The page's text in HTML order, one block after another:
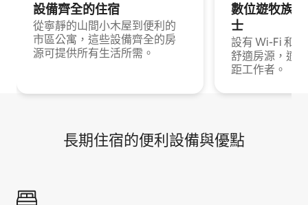
設備齊全的住宿
從寧靜的山間小木屋到便利的
市區公寓，這些設備齊全的房
源可提供所有生活所需。
數位遊牧族
士
設有 Wi-Fi 和
舒適房源，適
距工作者。
長期住宿的便利設備與優點